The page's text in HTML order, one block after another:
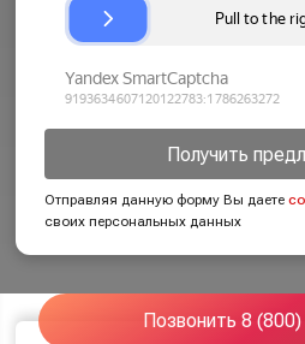
Получить
Отправляя данную форму Вы даете
своих персональных данных
Позвонить 8